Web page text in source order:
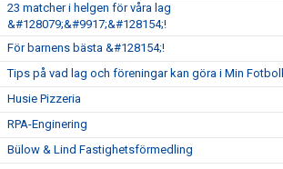
23 matcher i helgen för våra lag
&#128079;&#9917;&#128154;!
För barnens bästa &#128154;!
Tips på vad lag och föreningar kan göra i Min
Husie Pizzeria
RPA-Enginering
Bülow & Lind Fastighetsförmedling